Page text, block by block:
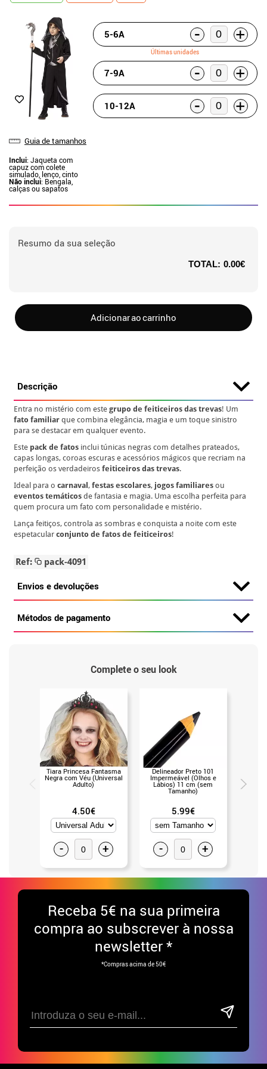
Guia de tamanhos
Inclui: Jaqueta com
capuz com colete
simulado, lenço, cinto
Não inclui: Bengala,
calças ou sapatos
5-6A - +
Últimas unidades
7-9A - +
10-12A - +
Resumo da sua seleção
TOTAL: 0.00€
Adicionar ao carrinho
Descrição
Entra no mistério com estegrupo de feiticeiros das trevas! Um
fato familiar que combina elegância, magia e um toque sinistro
para se destacar em qualquer evento.
Este pack de fatos inclui túnicas negras com detalhes prateados,
capas longas, coroas escuras e acessórios mágicos que recriam na
perfeição os verdadeirosfeiticeiros das trevas.
Ideal para ocarnaval,festas escolares, jogos familiares ou
eventos temáticos de fantasia e magia. Uma escolha perfeita para
quem procura um fato com personalidade e mistério.
Lança feitiços, controla as sombras e conquista a noite com este
espetacularconjunto de fatos de feiticeiros!
Ref: pack-4091
Envios e devoluções
Métodos de pagamento
Complete o seu look
Tiara Princesa Fantasma
Negra com Véu (Universal
Adulto)
4.50€
- +
Delineador Preto 101
Impermeável (Olhos e
Lábios) 11 cm (sem
Tamanho)
5.99€
- +
Receba 5€ na sua primeira
compra ao subscrever à nossa
newsletter *
*Compras acima de 50€